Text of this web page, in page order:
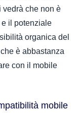
vedrà che non è
il potenziale
organica del
è abbastanza
con il mobile
mobile